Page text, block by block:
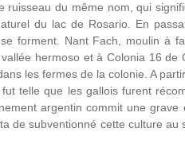
du même nom, qui
du lac de Rosario. En
forment. Nant Fach, moulin à
hermoso et à Colonia 16 de
les fermes de la colonie. A
telle que les gallois furent
argentin commit une
de subventionné cette culture au